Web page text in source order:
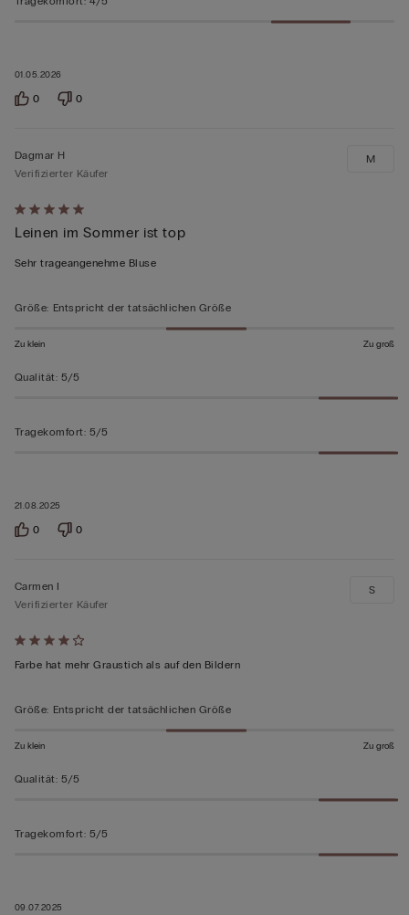
01.05.2026
0 0
Mit
5
von
bewertet
21.08.2025
Dagmar H
Verifizierter Käufer
Leinen im Sommer ist top
Sehr trageangenehme Bluse
M
Größe: Entspricht der tatsächlichen Größe
Zu klein Zu groß
Qualität: 5/5
Tragekomfort: 5/5
0 0
Mit
4
5
09.07.2025
Carmen I
Verifizierter Käufer
Farbe hat mehr Graustich als auf den Bildern
S
Größe: Entspricht der tatsächlichen Größe
Zu klein Zu groß
Qualität: 5/5
Tragekomfort: 5/5